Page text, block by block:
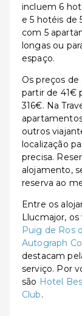
incluem 6
e 5 hotéis de
com 5
longas ou
espaço.
Os preços
partir de 41€
316€. Na
outros
localização
precisa.
alojamento,
reserva ao
Entre os
Llucmajor,
Puig de Ros
Autograph
destacam
serviço. Por
são Hotel
Club.